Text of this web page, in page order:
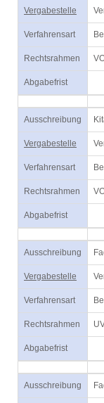
Vergabestelle
Verfahrensart
Rechtsrahmen
Abgabefrist
Ausschreibung
Vergabestelle
Verfahrensart
Rechtsrahmen
Abgabefrist
Ausschreibung
Vergabestelle
Verfahrensart
Rechtsrahmen
Abgabefrist
Ausschreibung